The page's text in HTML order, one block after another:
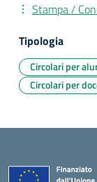
Stampa /
Tipologia
Circolari per
Circolari per